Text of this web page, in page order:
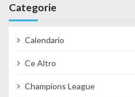
Categorie
Calendario
Ce Altro
Champions League